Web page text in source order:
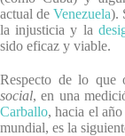
actual de Venezuela).
la injusticia y la
sido eficaz y viable.
Respecto de lo que
social, en una
Carballo, hacia el
mundial, es la